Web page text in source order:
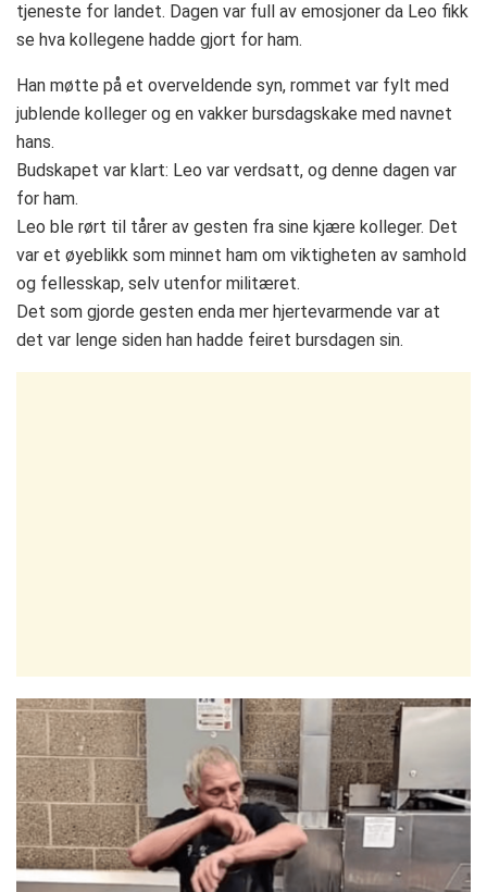
tjeneste for landet. Dagen var full av emosjoner da Leo fikk
se hva kollegene hadde gjort for ham.
Han møtte på et overveldende syn, rommet var fylt med
jublende kolleger og en vakker bursdagskake med navnet
hans.
Budskapet var klart: Leo var verdsatt, og denne dagen var
for ham.
Leo ble rørt til tårer av gesten fra sine kjære kolleger. Det
var et øyeblikk som minnet ham om viktigheten av samhold
og fellesskap, selv utenfor militæret.
Det som gjorde gesten enda mer hjertevarmende var at
det var lenge siden han hadde feiret bursdagen sin.